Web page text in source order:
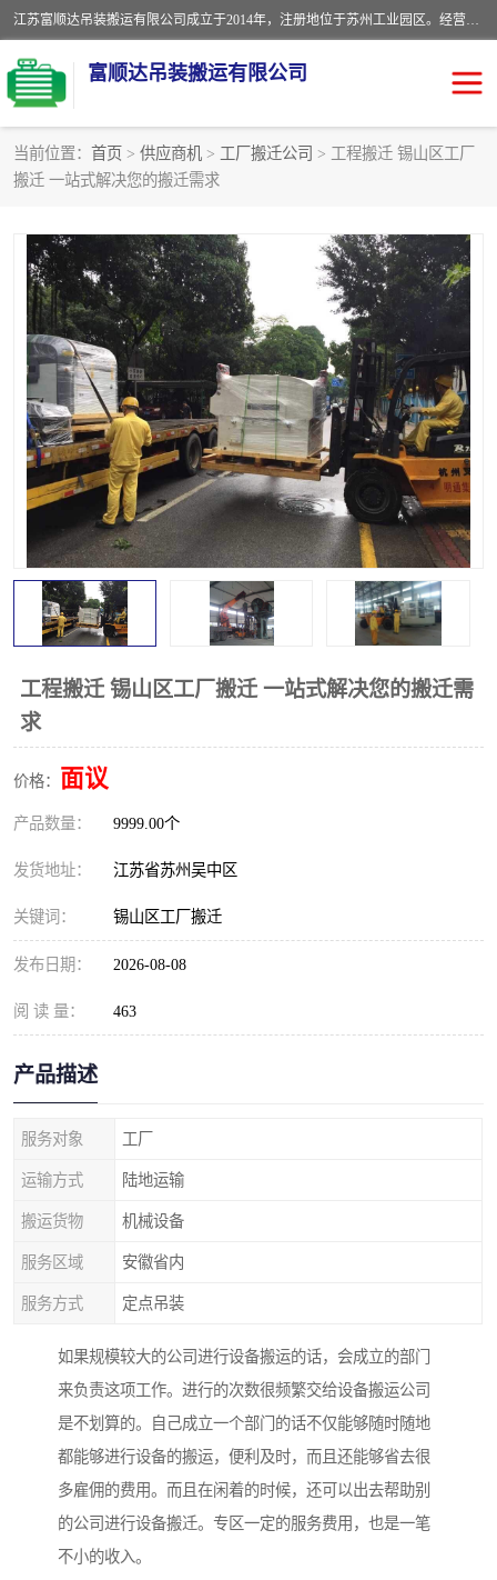
江苏富顺达吊装搬运有限公司成立于2014年，注册地位于苏州工业园区。经营范围包括起重吊装、搬运装卸服务；叉车、吊车租赁；水电安装；机电工程施工及维护；机电设备安装；家政服务、保洁服务。苏州搬运公司，苏州叉车出租，苏州吊车出租，苏州工厂设备搬运，专业设备吊装服务。
富顺达吊装搬运有限公司
当前位置： 首页 > 供应商机 > 工厂搬迁公司 > 工程搬迁 锡山区工厂
搬迁 一站式解决您的搬迁需求
工程搬迁 锡山区工厂搬迁 一站式解决您的搬迁需
求
价格： 面议
产品数量： 9999.00个
发货地址： 江苏省苏州吴中区
关键词： 锡山区工厂搬迁
发布日期： 2026-08-08
阅 读 量： 463
产品描述
服务对象 工厂
运输方式 陆地运输
搬运货物 机械设备
服务区域 安徽省内
服务方式 定点吊装
如果规模较大的公司进行设备搬运的话，会成立的部门
来负责这项工作。进行的次数很频繁交给设备搬运公司
是不划算的。自己成立一个部门的话不仅能够随时随地
都能够进行设备的搬运，便利及时，而且还能够省去很
多雇佣的费用。而且在闲着的时候，还可以出去帮助别
的公司进行设备搬迁。专区一定的服务费用，也是一笔
不小的收入。
苏州设备搬运吊装服务
工厂搬迁公司 设备包装
设备定位移位 起重吊装
设备搬运 吊装公司
工厂设备搬运 专业设备吊装服务
吊车出租租赁服务 叉车出租租赁服务